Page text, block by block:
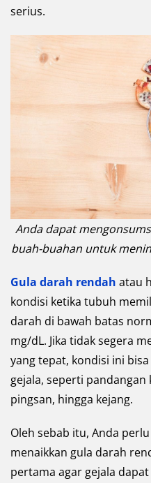
serius.
Anda dapat
buah-buahan untuk
Gula darah rendah atau
kondisi ketika tubuh
darah di bawah batas
mg/dL. Jika tidak segera
yang tepat, kondisi ini
gejala, seperti
pingsan, hingga kejang.
Oleh sebab itu, Anda
menaikkan gula darah
pertama agar gejala